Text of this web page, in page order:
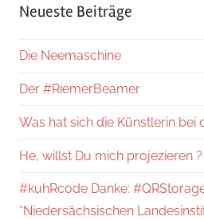
Neueste Beiträge
Die Neemaschine
Der #RiemerBeamer
Was hat sich die Künstlerin bei
He, willst Du mich projezieren ?
#kuhRcode Danke:
*Niedersächsischen